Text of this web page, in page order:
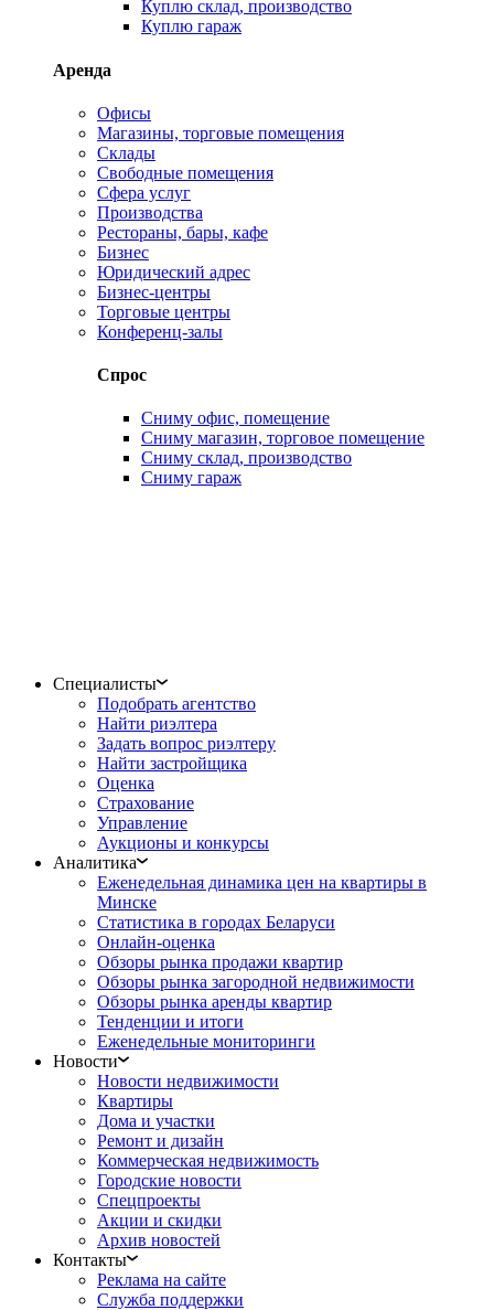
Куплю склад, производство
Куплю гараж
Аренда
Офисы
Магазины, торговые помещения
Склады
Свободные помещения
Сфера услуг
Производства
Рестораны, бары, кафе
Бизнес
Юридический адрес
Бизнес-центры
Торговые центры
Конференц-залы
Спрос
Сниму офис, помещение
Сниму магазин, торговое помещение
Сниму склад, производство
Сниму гараж
Специалисты
Подобрать агентство
Найти риэлтера
Задать вопрос риэлтеру
Найти застройщика
Оценка
Страхование
Управление
Аукционы и конкурсы
Аналитика
Еженедельная динамика цен на квартиры в
Минске
Статистика в городах Беларуси
Онлайн-оценка
Обзоры рынка продажи квартир
Обзоры рынка загородной недвижимости
Обзоры рынка аренды квартир
Тенденции и итоги
Еженедельные мониторинги
Новости
Новости недвижимости
Квартиры
Дома и участки
Ремонт и дизайн
Коммерческая недвижимость
Городские новости
Спецпроекты
Акции и скидки
Архив новостей
Контакты
Реклама на сайте
Служба поддержки